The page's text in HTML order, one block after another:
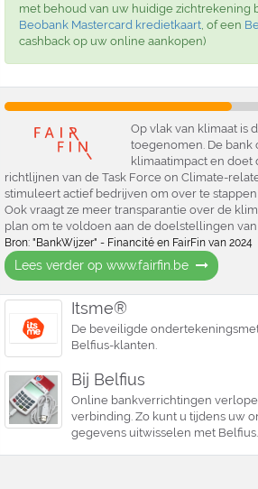
met behoud van uw huidige zichtrekening
Beobank Mastercard kredietkaart , of een
cashback op uw online aankopen)
Op vlak van klimaat is
toegenomen. De
klimaatimpact en
richtlijnen van de Task Force on Climate-
stimuleert actief bedrijven om over te
Ook vraagt ze meer transparantie over de
plan om te voldoen aan de doelstellingen van
Bron: "BankWijzer" - Financité en FairFin van 2024
Lees verder op www.fairfin.be
Itsme®
De beveiligde
Belfius-klanten.
Bij Belfius
Online bankverrichtingen
verbinding. Zo kunt u tijdens uw
gegevens uitwisselen met Belfius.